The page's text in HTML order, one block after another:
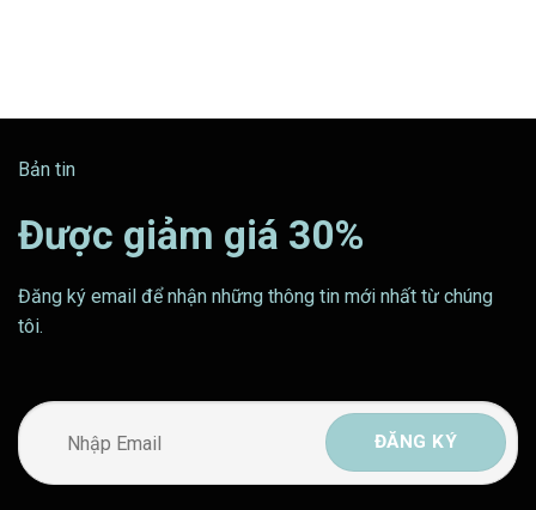
Bản tin
Được giảm giá 30%
Đăng ký email để nhận những thông tin mới nhất từ chúng
tôi.